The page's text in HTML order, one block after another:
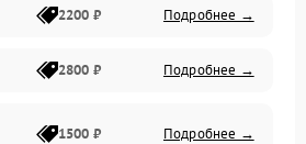
2200 ₽ Подробнее →
2800 ₽ Подробнее →
1500 ₽ Подробнее →